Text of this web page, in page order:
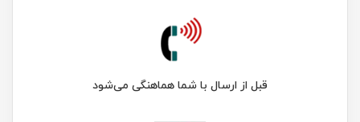
قبل از ارسال با شما هماهنگی می‌شود